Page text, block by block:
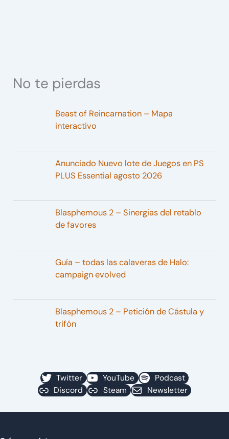
No te pierdas
Beast of Reincarnation – Mapa
interactivo
Anunciado Nuevo lote de Juegos en PS
PLUS Essential agosto 2026
Blasphemous 2 – Sinergias del retablo
de favores
Guía – todas las calaveras de Halo:
campaign evolved
Blasphemous 2 – Petición de Cástula y
trifón
Twitter YouTube
Podcast
Discord
Steam Newsletter